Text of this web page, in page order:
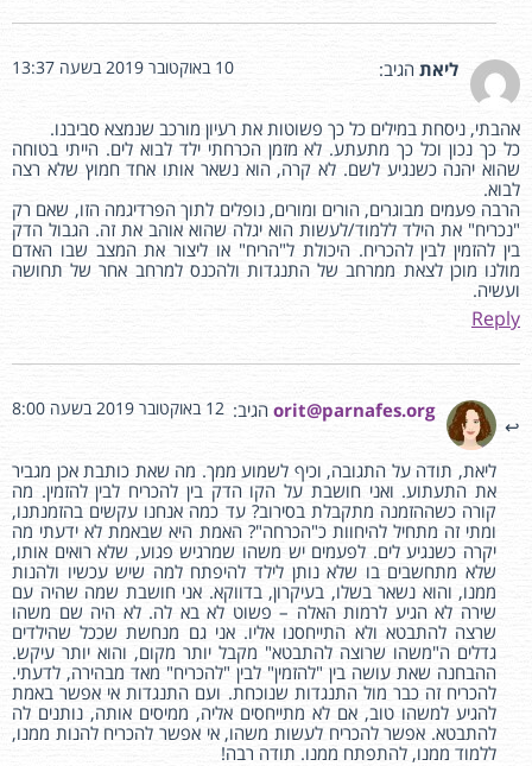
ליאת הגיב: 10 באוקטובר 2019 בשעה 13:37
אהבתי, ניסחת במילים כל כך פשוטות את רעיון מורכב שנמצא סביבנו.
כל כך נכון וכל כך מתעתע. לא מזמן הכרחתי ילד לבוא לים. הייתי בטוחה
שהוא יהנה כשנגיע לשם. לא קרה, הוא נשאר אותו אחד חמוץ שלא רצה
לבוא.
הרבה פעמים מבוגרים, הורים ומורים, נופלים לתוך הפרדיגמה הזו, שאם רק
"נכריח" את הילד ללמוד/לעשות הוא יגלה שהוא אוהב את זה. הגבול הדק
בין להזמין לבין להכריח. היכולת ל"הריח" או ליצור את המצב שבו האדם
מולנו מוכן לצאת ממרחב של התנגדות ולהכנס למרחב אחר של תחושה
ועשיה.
Reply
orit@parnafes.org הגיב: 12 באוקטובר 2019 בשעה 8:00
ליאת, תודה על התגובה, וכיף לשמוע ממך. מה שאת כותבת אכן מגביר
את התעתוע. ואני חושבת על הקו הדק בין להכריח לבין להזמין. מה
קורה כשההזמנה מתקבלת בסירוב? עד כמה אנחנו עקשים בהזמנתנו,
ומתי זה מתחיל להיחוות כ"הכרחה"? האמת היא שבאמת לא ידעתי מה
יקרה כשנגיע לים. לפעמים יש משהו שמרגיש פגוע, שלא רואים אותו,
שלא מתחשבים בו שלא נותן לילד להיפתח למה שיש עכשיו ולהנות
ממנו, והוא נשאר בשלו, בעיקרון, בדווקא. אני חושבת שמה שהיה עם
שירה לא הגיע לרמות האלה – פשוט לא בא לה. לא היה שם משהו
שרצה להתבטא ולא התייחסנו אליו. אני גם מנחשת שככל שהילדים
גדלים ה"משהו שרוצה להתבטא" מקבל יותר מקום, והוא יותר עיקש.
ההבחנה שאת עושה בין "להזמין" לבין "להכריח" מאד מבהירה, לדעתי.
להכריח זה כבר מול התנגדות שנוכחת. ועם התנגדות אי אפשר באמת
להגיע למשהו טוב, אם לא מתייחסים אליה, ממיסים אותה, נותנים לה
להתבטא. אפשר להכריח לעשות משהו, אי אפשר להכריח להנות ממנו,
ללמוד ממנו, להתפתח ממנו. תודה רבה!